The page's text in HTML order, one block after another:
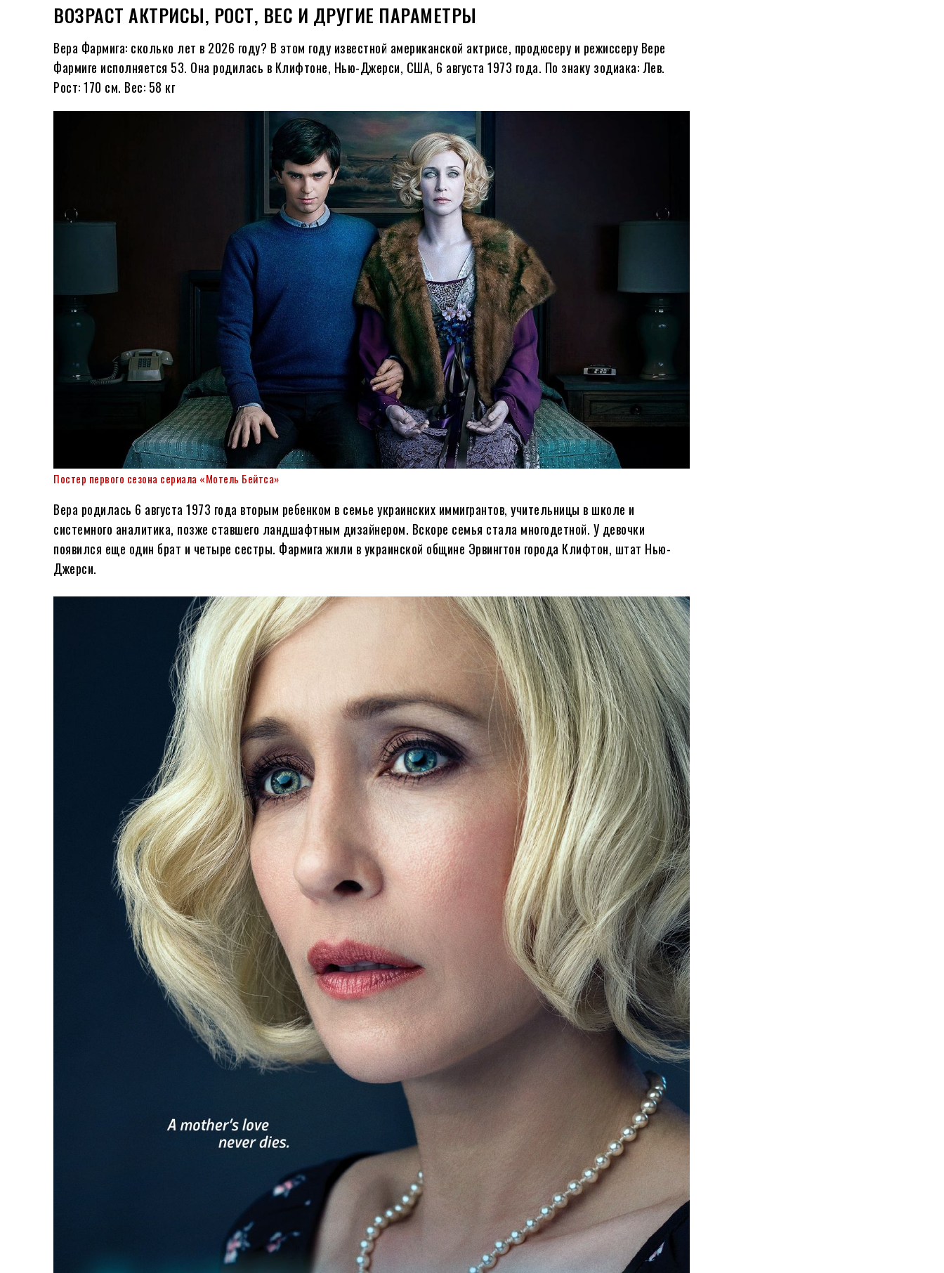
ВОЗРАСТ АКТРИСЫ, РОСТ, ВЕС И ДРУГИЕ ПАРАМЕТРЫ
Вера Фармига: сколько лет в 2026 году? В этом году известной американской актрисе, продюсеру и режиссеру Вере
Фармиге исполняется 53. Она родилась в Клифтоне, Нью-Джерси, США, 6 августа 1973 года. По знаку зодиака: Лев.
Рост: 170 см. Вес: 58 кг
Постер первого сезона сериала «Мотель Бейтса»
Вера родилась 6 августа 1973 года вторым ребенком в семье украинских иммигрантов, учительницы в школе и
системного аналитика, позже ставшего ландшафтным дизайнером. Вскоре семья стала многодетной. У девочки
появился еще один брат и четыре сестры. Фармига жили в украинской общине Эрвингтон города Клифтон, штат Нью-
Джерси.